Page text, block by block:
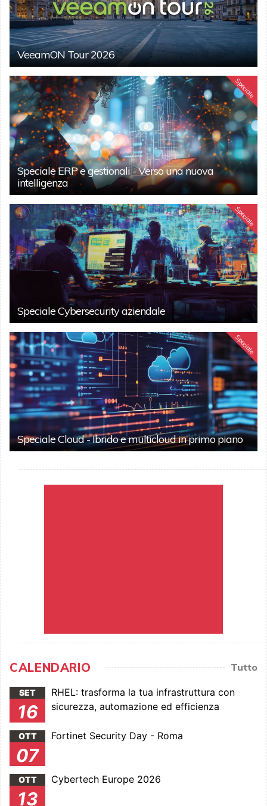
VeeamON Tour 2026
Speciale
Speciale ERP e gestionali - Verso una nuova
intelligenza
Speciale
Speciale Cybersecurity aziendale
Speciale
Speciale Cloud - Ibrido e multicloud in primo piano
CALENDARIO Tutto
SET
16
RHEL: trasforma la tua infrastruttura con
sicurezza, automazione ed efficienza
OTT
07
Fortinet Security Day - Roma
OTT
13
Cybertech Europe 2026